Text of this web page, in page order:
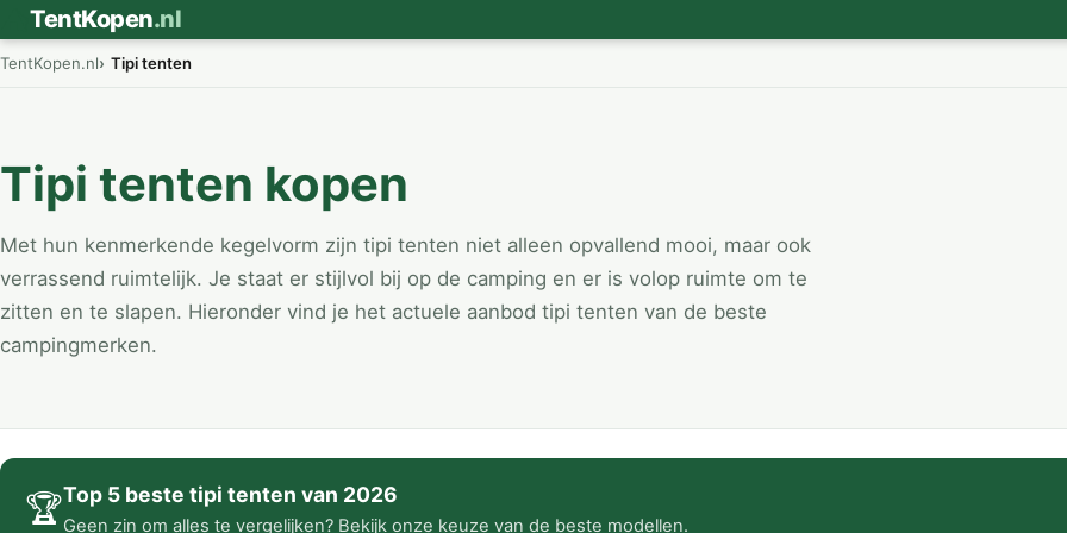
TentKopen.nl
TentKopen.nl Tipi tenten
Tipi tenten kopen
Met hun kenmerkende kegelvorm zijn tipi tenten niet alleen opvallend mooi, maar ook
verrassend ruimtelijk. Je staat er stijlvol bij op de camping en er is volop ruimte om te
zitten en te slapen. Hieronder vind je het actuele aanbod tipi tenten van de beste
campingmerken.
🏆Top 5 beste tipi tenten van 2026
Geen zin om alles te vergelijken? Bekijk onze keuze van de beste modellen.